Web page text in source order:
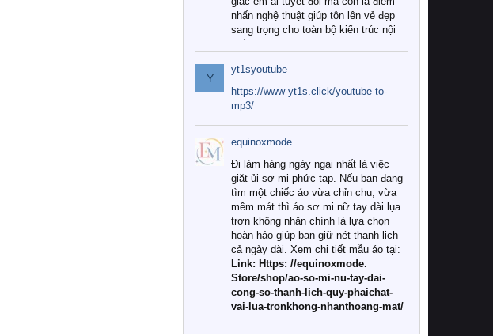
nhấn nghệ thuật giúp tôn lên vẻ đẹp
sang trọng cho toàn bộ kiến trúc nội
Tuy nhiên, giữa thị trường đa dạng
với vô vàn thương hiệu và mẫu mã
như hiện nay, làm thế nào để chọn
được những bộ chăn ga gối đệm cao
cấp thực sự chất lượng, phù hợp với
khí hậu và nhu cầu sử dụng của gia
đình? Hãy cùng chúng tôi đi tìm lời
giải đáp chi tiết qua bài viết dưới đây.
1. Tại sao các gia đình hiện đại lại ưa
chuộng chăn ga gối đệm cao cấp?
Khác với các dòng sản phẩm thông
thường, những bộ chăn ga gối đệm
cao cấp trải qua quy trình sản xuất
nghiêm ngặt từ khâu chọn lọc nguyên
liệu tự nhiên đến công nghệ dệt
nhuộm hiện đại không chứa hóa chất
Y
yt1syoutube
https://www-yt1s.click/youtube-to-
mp3/
equinoxmode
Đi làm hàng ngày ngại nhất là việc
giặt ủi sơ mi phức tạp. Nếu bạn đang
tìm một chiếc áo vừa chỉn chu, vừa
mềm mát thì áo sơ mi nữ tay dài lụa
trơn không nhăn chính là lựa chọn
hoàn hảo giúp bạn giữ nét thanh lịch
cả ngày dài. Xem chi tiết mẫu áo tại:
Link: Https: //equinoxmode.
Store/shop/ao-so-mi-nu-tay-dai-
cong-so-thanh-lich-quy-phaichat-
vai-lua-tronkhong-nhanthoang-mat/